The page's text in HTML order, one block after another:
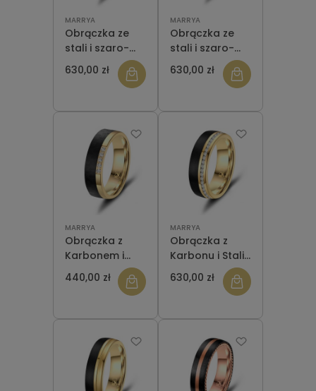
MARRYA
Obrączka ze
stali i szaro-
białego
karbonu CA-23
630,00 zł
MARRYA
Obrączka ze
stali i szaro-
białego
karbonu CA-23
630,00 zł
MARRYA
Obrączka z
Karbonem i
Stalą ES-24
Gold damska
440,00 zł
MARRYA
Obrączka z
Karbonu i Stali
CA-02 Gold
damska
630,00 zł